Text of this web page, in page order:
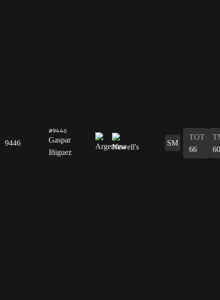
9446
#9446
Gaspar
Iñiguez
SM
TOT
66
60